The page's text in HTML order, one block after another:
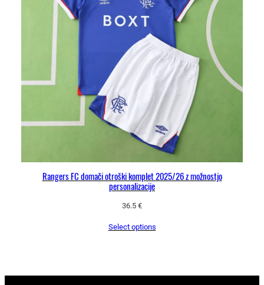
Rangers FC domači otroški komplet 2025/26 z možnostjo
personalizacije
36.5 €
Select options